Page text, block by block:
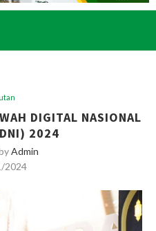
DIGITAL NASIONAL
2024
Admin
2024